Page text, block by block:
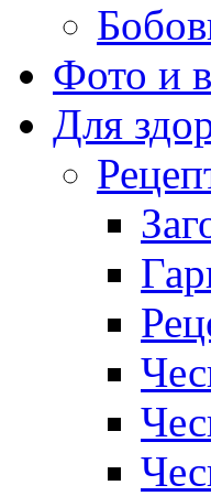
Фото и
Для